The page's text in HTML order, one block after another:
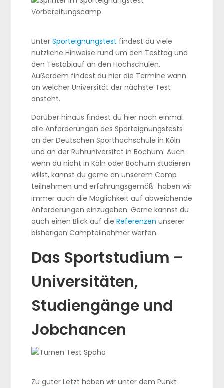
Unter Sporteignungstest findest du viele
nützliche Hinweise rund um den Testtag und
den Testablauf an den Hochschulen.
Außerdem findest du hier die Termine wann
an welcher Universität der nächste Test
ansteht.
Darüber hinaus findest du hier noch einmal
alle Anforderungen des Sporteignungstests
an der Deutschen Sporthochschule in Köln
und an der Ruhruniversität in Bochum. Auch
wenn du nicht in Köln oder Bochum studieren
willst, kannst du gerne an unserem Camp
teilnehmen und erfahrungsgemäß haben wir
immer auch die Möglichkeit auf abweichende
Anforderungen einzugehen. Gerne kannst du
auch einen Blick auf die Referenzen unserer
bisherigen Campteilnehmer werfen.
Das Sportstudium –
Universitäten,
Studiengänge und
Jobchancen
Zu guter Letzt haben wir unter dem Punkt